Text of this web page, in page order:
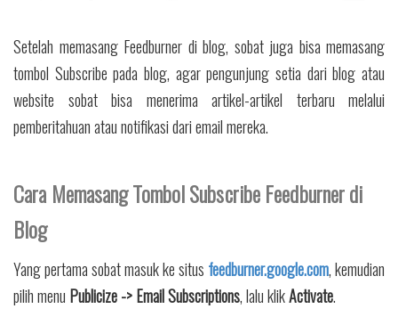
Setelah memasang Feedburner di blog, sobat juga bisa memasang
tombol Subscribe pada blog, agar pengunjung setia dari blog atau
website sobat bisa menerima artikel-artikel terbaru melalui
pemberitahuan atau notifikasi dari email mereka.
Cara Memasang Tombol Subscribe Feedburner di
Blog
Yang pertama sobat masuk ke situs feedburner.google.com, kemudian
pilih menu Publicize -> Email Subscriptions, lalu klikActivate.